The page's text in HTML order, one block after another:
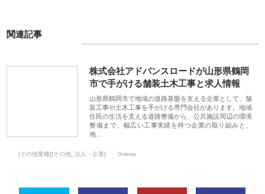
関連記事
株式会社アドバンスロードが山形県鶴岡
市で手がける舗装土木工事と求人情報
山形県鶴岡市で地域の道路基盤を支える企業として、舗
装工事や土木工事を手がける専門会社があります。地域
住民の生活を支える道路整備から、公共施設周辺の環境
整備まで、幅広い工事実績を持つ企業の取り組みと、
地…
[その他業種][その他_法人・企業] 0views